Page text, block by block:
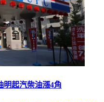
起汽柴油漲4角